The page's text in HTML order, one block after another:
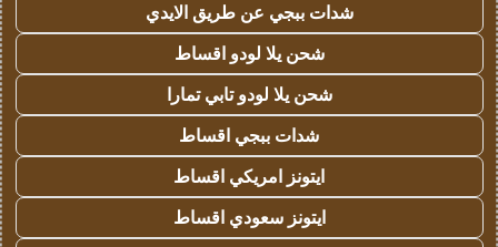
شدات ببجي عن طريق الايدي
شحن يلا لودو اقساط
شحن يلا لودو تابي تمارا
شدات ببجي اقساط
ايتونز امريكي اقساط
ايتونز سعودي اقساط